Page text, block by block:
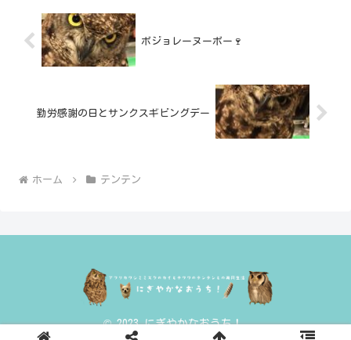
ボジョレーヌーボー🍷
勤労感謝の日とサンクスギビングデー
ホーム テンテン
© 2023 にぎやかなおうち！.